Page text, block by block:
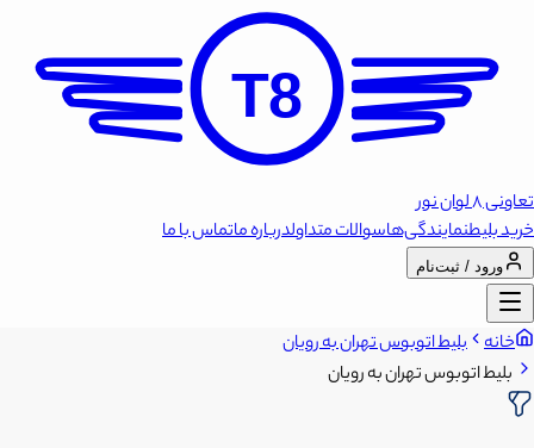
T8
تعاونی 8 لوان نور
خرید بلیطنمایندگی‌هاسوالات متداولدرباره ماتماس با ما
ورود / ثبت‌نام
خانه بلیط اتوبوس تهران به رویان
بلیط اتوبوس تهران به رویان